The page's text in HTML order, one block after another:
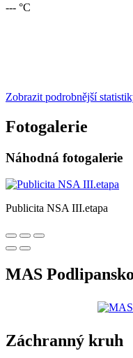
--- °C
Zobrazit podrobnější
Fotogalerie
Náhodná fotogalerie
Publicita NSA III.etapa
MAS Podlipansko
Záchranný kruh